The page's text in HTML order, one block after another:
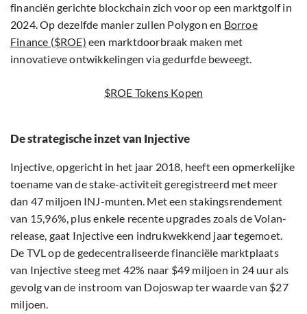
financiën gerichte blockchain zich voor op een marktgolf in
2024. Op dezelfde manier zullen Polygon en Borroe
Finance ($ROE) een marktdoorbraak maken met
innovatieve ontwikkelingen via gedurfde beweegt.
$ROE Tokens Kopen
De strategische inzet van Injective
Injective, opgericht in het jaar 2018, heeft een opmerkelijke
toename van de stake-activiteit geregistreerd met meer
dan 47 miljoen INJ-munten. Met een stakingsrendement
van 15,96%, plus enkele recente upgrades zoals de Volan-
release, gaat Injective een indrukwekkend jaar tegemoet.
De TVL op de gedecentraliseerde financiële marktplaats
van Injective steeg met 42% naar $49 miljoen in 24 uur als
gevolg van de instroom van Dojoswap ter waarde van $27
miljoen.